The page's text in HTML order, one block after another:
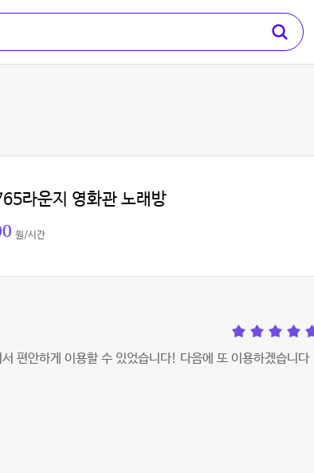
라운지 영화관 노래방
원/시간
편안하게 이용할 수 있었습니다! 다음에 또 이용하겠습니다